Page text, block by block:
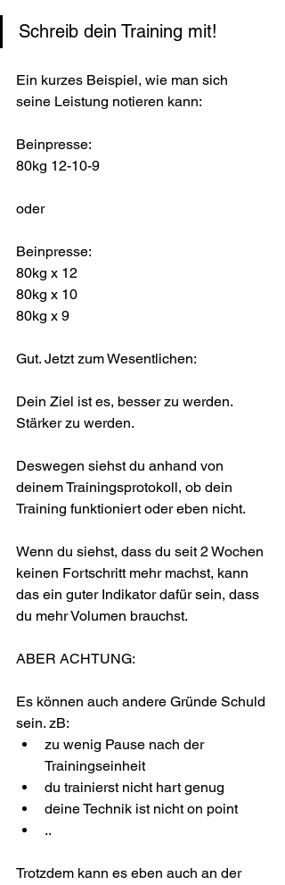
Schreib dein Training mit!
Ein kurzes Beispiel, wie man sich
seine Leistung notieren kann:
Beinpresse:
80kg 12-10-9
oder
Beinpresse:
80kg x 12
80kg x 10
80kg x 9
Gut. Jetzt zum Wesentlichen:
Dein Ziel ist es, besser zu werden.
Stärker zu werden.
Deswegen siehst du anhand von
deinem Trainingsprotokoll, ob dein
Training funktioniert oder eben nicht.
Wenn du siehst, dass du seit 2 Wochen
keinen Fortschritt mehr machst, kann
das ein guter Indikator dafür sein, dass
du mehr Volumen brauchst.
ABER ACHTUNG:
Es können auch andere Gründe Schuld
sein. zB:
zu wenig Pause nach der
Trainingseinheit
du trainierst nicht hart genug
deine Technik ist nicht on point
..
Trotzdem kann es eben auch an der